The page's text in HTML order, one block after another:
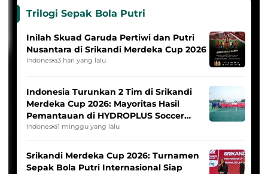
Trilogi Sepak Bola Putri
Inilah Skuad Garuda Pertiwi dan Putri
Nusantara di Srikandi Merdeka Cup 2026
Indonesia3 hari yang lalu
Indonesia Turunkan 2 Tim di Srikandi
Merdeka Cup 2026: Mayoritas Hasil
Pemantauan di HYDROPLUS Soccer
League
Indonesia1 minggu yang lalu
Srikandi Merdeka Cup 2026: Turnamen
Sepak Bola Putri Internasional Siap